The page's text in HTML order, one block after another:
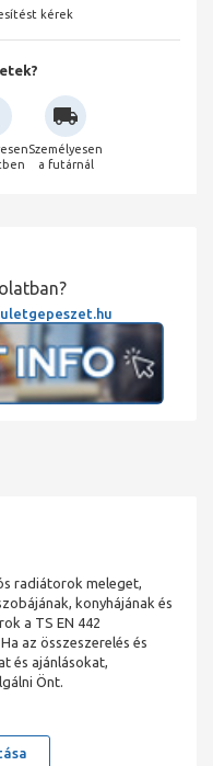
kérek
Személyesen
a futárnál
radiátorok meleget,
konyhájának és
a TS EN 442
az összeszerelés és
és ajánlásokat,
Önt.